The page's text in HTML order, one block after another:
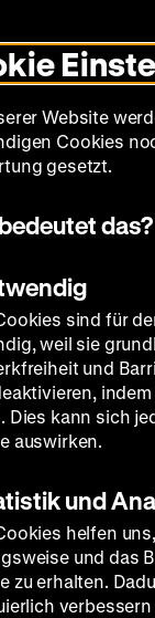
Website
Cookies
gesetzt.
das?
sind für
weil sie
und
Dies kann sich
auswirken.
und
helfen
und das
zu erhalten.